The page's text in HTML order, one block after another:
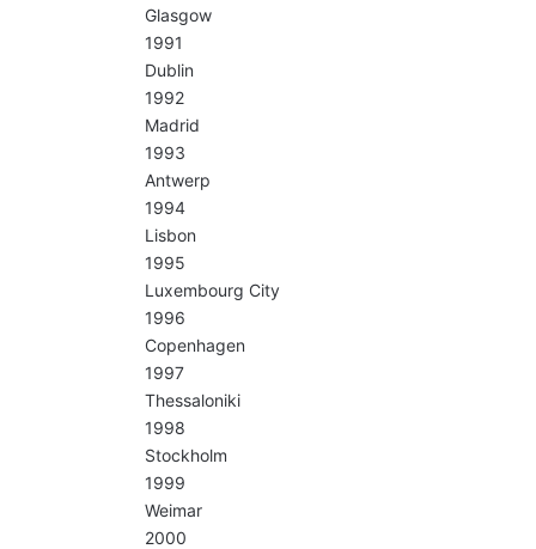
Glasgow
1991
Dublin
1992
Madrid
1993
Antwerp
1994
Lisbon
1995
Luxembourg City
1996
Copenhagen
1997
Thessaloniki
1998
Stockholm
1999
Weimar
2000